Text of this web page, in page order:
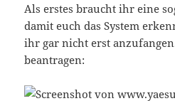
Als erstes braucht ihr eine
damit euch das System
ihr gar nicht erst
beantragen: